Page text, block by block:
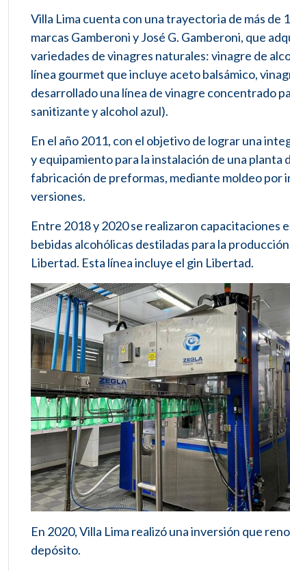
Villa Lima cuenta con una trayectoria de más de
marcas Gamberoni y José G. Gamberoni, que
variedades de vinagres naturales: vinagre de
línea gourmet que incluye aceto balsámico,
desarrollado una línea de vinagre concentrado
sanitizante y alcohol azul).
En el año 2011, con el objetivo de lograr una
y equipamiento para la instalación de una
fabricación de preformas, mediante moldeo por
versiones.
Entre 2018 y 2020 se realizaron capacitaciones
bebidas alcohólicas destiladas para la
Libertad. Esta línea incluye el gin Libertad.
En 2020, Villa Lima realizó una inversión que
depósito.